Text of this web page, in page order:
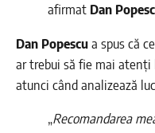
afirmat Dan
Dan Popescua spus că
ar trebui să fie mai
atunci când analizează
„Recomandarea